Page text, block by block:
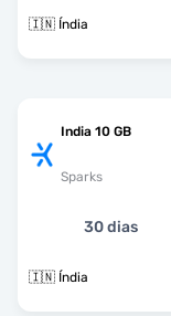
🇮🇳 Índia
India 10 GB
Sparks
30 dias
🇮🇳 Índia